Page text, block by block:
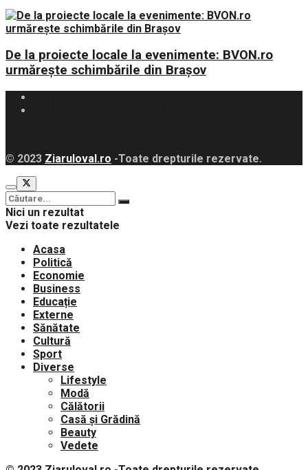
De la proiecte locale la evenimente: BVON.ro
urmărește schimbările din Brașov
© 2023 Ziaruloval.ro -Toate drepturile rezervate.
Nici un rezultat
Vezi toate rezultatele
Acasa
Politică
Economie
Business
Educație
Externe
Sănătate
Cultură
Sport
Diverse
Lifestyle
Modă
Călătorii
Casă și Grădină
Beauty
Vedete